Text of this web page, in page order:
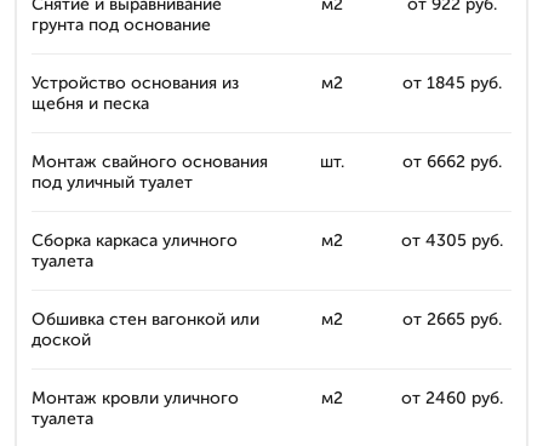
Снятие и выравнивание
грунта под основание
м2 от 922 руб.
Устройство основания из
щебня и песка
м2 от 1845 руб.
Монтаж свайного основания
под уличный туалет
шт. от 6662 руб.
Сборка каркаса уличного
туалета
м2 от 4305 руб.
Обшивка стен вагонкой или
доской
м2 от 2665 руб.
Монтаж кровли уличного
туалета
м2 от 2460 руб.